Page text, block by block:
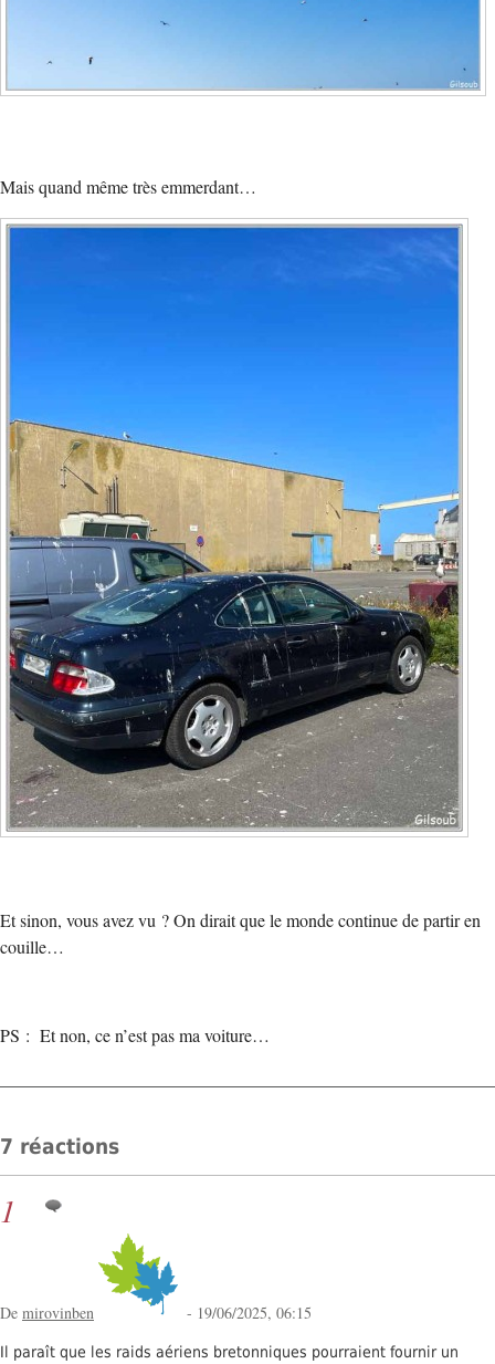
Mais quand même très emmerdant…
Et sinon, vous avez vu ? On dirait que le monde continue de partir en
couille…
PS : Et non, ce n’est pas ma voiture…
7 réactions
1
De mirovinben - 19/06/2025, 06:15
Il paraît que les raids aériens bretonniques pourraient fournir un